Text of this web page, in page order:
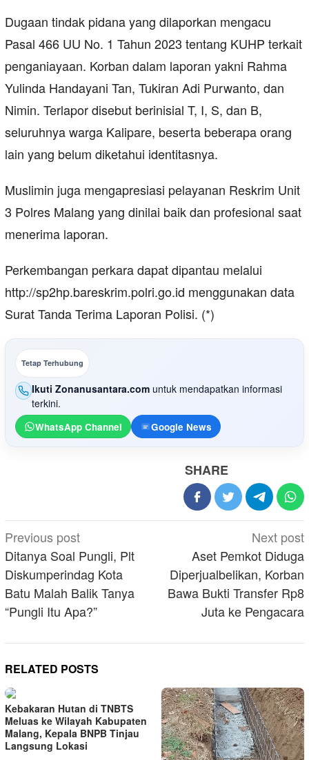
Dugaan tindak pidana yang dilaporkan mengacu
Pasal 466 UU No. 1 Tahun 2023 tentang KUHP terkait
penganiayaan. Korban dalam laporan yakni Rahma
Yulinda Handayani Tan, Tukiran Adi Purwanto, dan
Nimin. Terlapor disebut berinisial T, I, S, dan B,
seluruhnya warga Kalipare, beserta beberapa orang
lain yang belum diketahui identitasnya.
Muslimin juga mengapresiasi pelayanan Reskrim Unit
3 Polres Malang yang dinilai baik dan profesional saat
menerima laporan.
Perkembangan perkara dapat dipantau melalui
http://sp2hp.bareskrim.polri.go.id menggunakan data
Surat Tanda Terima Laporan Polisi. (*)
Tetap Terhubung
Ikuti Zonanusantara.com untuk mendapatkan informasi
terkini.
WhatsApp Channel Google News
SHARE
Post
navigation
Previous post
Ditanya Soal Pungli, Plt
Diskumperindag Kota
Batu Malah Balik Tanya
“Pungli Itu Apa?”
Next post
Aset Pemkot Diduga
Diperjualbelikan, Korban
Bawa Bukti Transfer Rp8
Juta ke Pengacara
RELATED POSTS
Kebakaran Hutan di TNBTS
Meluas ke Wilayah Kabupaten
Malang, Kepala BNPB Tinjau
Langsung Lokasi